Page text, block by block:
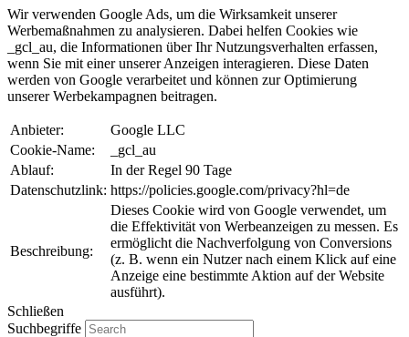
Wir verwenden Google Ads, um die Wirksamkeit unserer
Werbemaßnahmen zu analysieren. Dabei helfen Cookies wie
_gcl_au, die Informationen über Ihr Nutzungsverhalten erfassen,
wenn Sie mit einer unserer Anzeigen interagieren. Diese Daten
werden von Google verarbeitet und können zur Optimierung
unserer Werbekampagnen beitragen.
Anbieter:
Google LLC
Cookie-Name:
_gcl_au
Ablauf:
In der Regel 90 Tage
Datenschutzlink: https://policies.google.com/privacy?hl=de
Beschreibung:
Dieses Cookie wird von Google verwendet, um
die Effektivität von Werbeanzeigen zu messen. Es
ermöglicht die Nachverfolgung von Conversions
(z. B. wenn ein Nutzer nach einem Klick auf eine
Anzeige eine bestimmte Aktion auf der Website
ausführt).
Schließen
Suchbegriffe